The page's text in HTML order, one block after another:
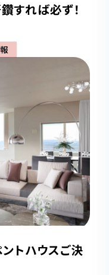
すれば必ず！
トハウスご決